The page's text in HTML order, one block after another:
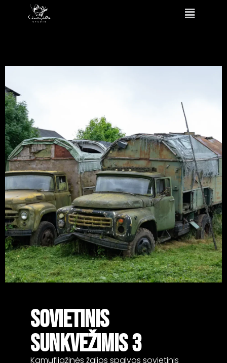
SOVIETINIS
SUNKVEŽIMIS 3
Kamufliažinės žalios spalvos sovietinis